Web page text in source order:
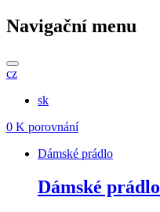
Navigační menu
cz
sk
0 K porovnání
Dámské prádlo
Dámské prádlo